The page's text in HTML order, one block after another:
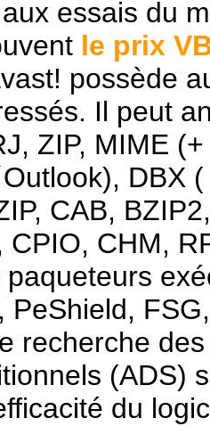
essais du
le prix
possède
Il peut
ZIP, MIME
DBX
CAB,
CPIO, CHM,
PeShield,
recherche
(ADS)
du